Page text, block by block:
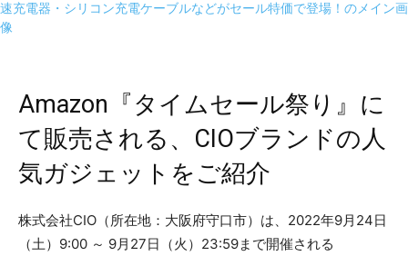
Amazon『タイムセール祭り』に
て販売される、CIOブランドの人
気ガジェットをご紹介
株式会社CIO（所在地：大阪府守口市）は、2022年9月24日
（土）9:00 ～ 9月27日（火）23:59まで開催される